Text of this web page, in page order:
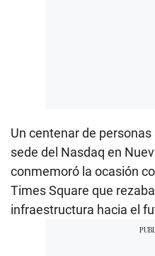
Un centenar de
sede del Nasdaq en
conmemoró la ocasión
Times Square que
infraestructura hacia el